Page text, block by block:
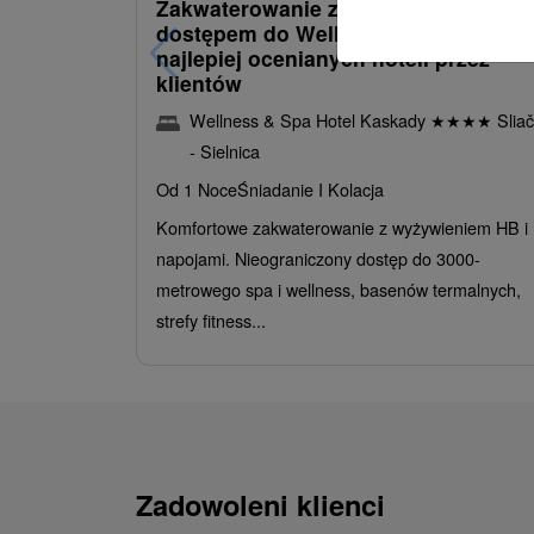
Zakwaterowanie z obiadokolacją i
dostępem do Wellness i Spa: Jeden z
najlepiej ocenianych hoteli przez
klientów
Wellness & Spa Hotel Kaskady ★★★★ Sliač
- Sielnica
Od 1 NoceŚniadanie I Kolacja
Komfortowe zakwaterowanie z wyżywieniem HB i
napojami. Nieograniczony dostęp do 3000-
metrowego spa i wellness, basenów termalnych,
strefy fitness...
Zadowoleni klienci